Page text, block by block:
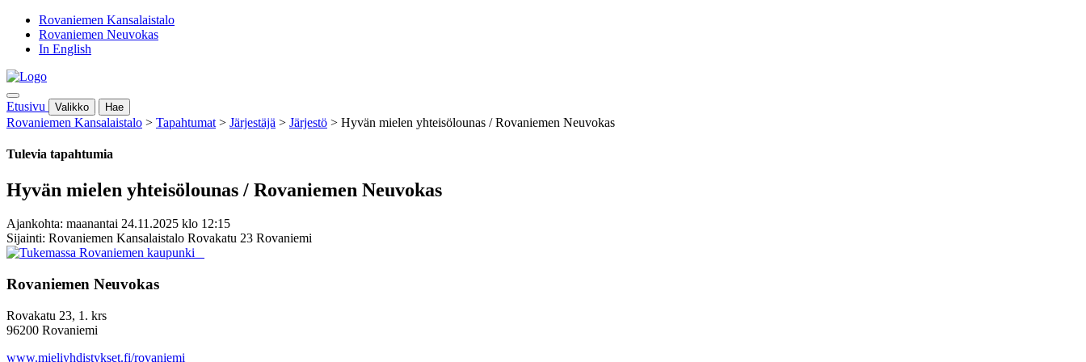
Rovaniemen Kansalaistalo
Rovaniemen Neuvokas
In English
Etusivu Valikko Hae
Rovaniemen Kansalaistalo > Tapahtumat > Järjestäjä > Järjestö > Hyvän mielen yhteisölounas / Rovaniemen Neuvokas
Tulevia tapahtumia
Hyvän mielen yhteisölounas / Rovaniemen Neuvokas
Ajankohta: maanantai 24.11.2025 klo 12:15
Sijainti: Rovaniemen Kansalaistalo Rovakatu 23 Rovaniemi
Rovaniemen Neuvokas
Rovakatu 23, 1. krs
96200 Rovaniemi
www.mieliyhdistykset.fi/rovaniemi